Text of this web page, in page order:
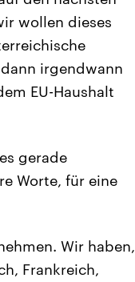
wollen dieses
irgendwann
EU-Haushalt
gerade
Worte, für eine
Wir haben,
Frankreich,